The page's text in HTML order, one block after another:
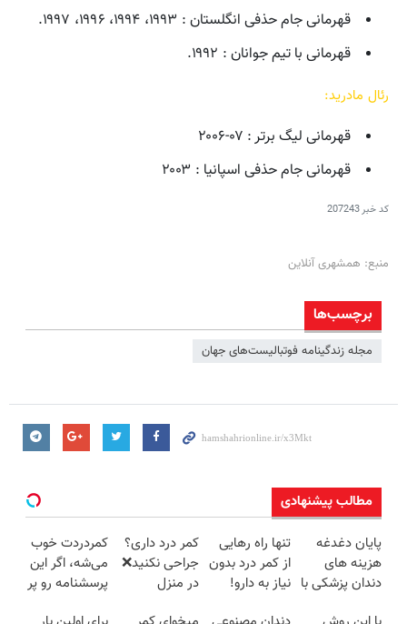
قهرمانی جام حذفی انگلستان : ۱۹۹۳، ۱۹۹۴، ۱۹۹۶، ۱۹۹۷.
قهرمانی با تیم جوانان : ۱۹۹۲.
رئال مادرید:
قهرمانی لیگ برتر : ۰۷-۲۰۰۶
قهرمانی جام حذفی اسپانیا : ۲۰۰۳
کد خبر207243
منبع: همشهری آنلاین
برچسب‌ها
مجله زندگینامه فوتبالیست‌های جهان
مطالب پیشنهادی
پایان دغدغه
هزینه های
دندان پزشکی با
تنها راه رهایی
از کمر درد بدون
نیاز به دارو!
کمر درد داری؟
جراحی نکنید❌
در منزل
کمردردت خوب
می‌شه، اگر این
پرسشنامه رو پر